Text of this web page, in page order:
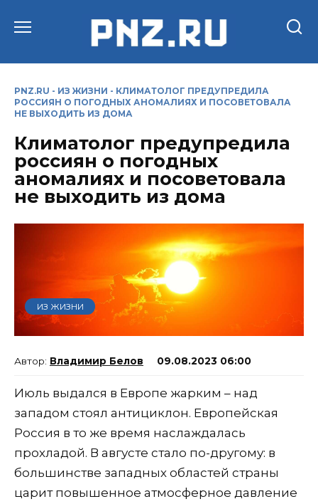
PNZ.RU - ИЗ ЖИЗНИ - КЛИМАТОЛОГ ПРЕДУПРЕДИЛА
РОССИЯН О ПОГОДНЫХ АНОМАЛИЯХ И ПОСОВЕТОВАЛА
НЕ ВЫХОДИТЬ ИЗ ДОМА
Климатолог предупредила
россиян о погодных
аномалиях и посоветовала
не выходить из дома
ИЗ ЖИЗНИ
Владимир Белов 09.08.2023 06:00
Июль выдался в Европе жарким – над
западом стоял антициклон. Европейская
Россия в то же время наслаждалась
прохладой. В августе стало по-другому: в
большинстве западных областей страны
царит повышенное атмосферное давление